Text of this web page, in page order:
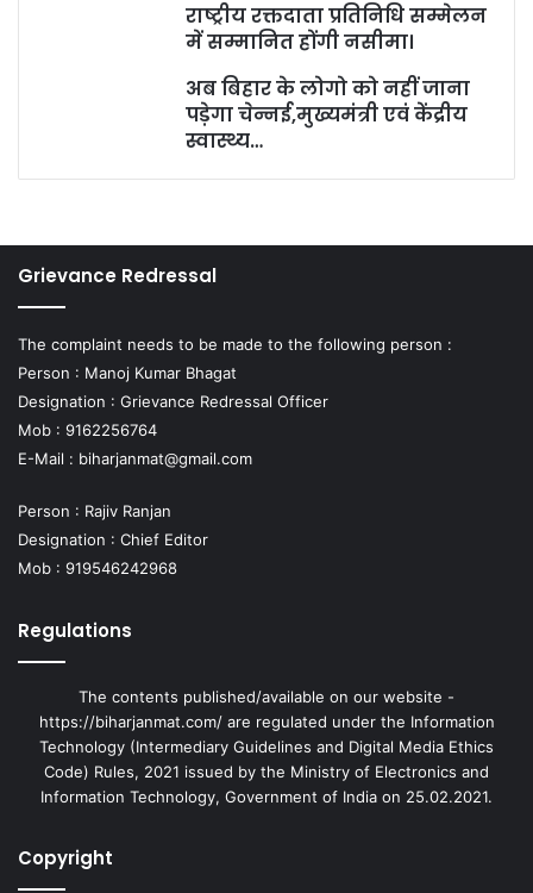
राष्ट्रीय रक्तदाता प्रतिनिधि सम्मेलन
में सम्मानित होंगी नसीमा।
अब बिहार के लोगो को नहीं जाना
पड़ेगा चेन्नई,मुख्यमंत्री एवं केंद्रीय
स्वास्थ्य…
Grievance Redressal
The complaint needs to be made to the following person :
Person : Manoj Kumar Bhagat
Designation : Grievance Redressal Officer
Mob : 9162256764
E-Mail : biharjanmat@gmail.com
Person : Rajiv Ranjan
Designation : Chief Editor
Mob : 919546242968
Regulations
The contents published/available on our website -
https://biharjanmat.com/ are regulated under the Information
Technology (Intermediary Guidelines and Digital Media Ethics
Code) Rules, 2021 issued by the Ministry of Electronics and
Information Technology, Government of India on 25.02.2021.
Copyright